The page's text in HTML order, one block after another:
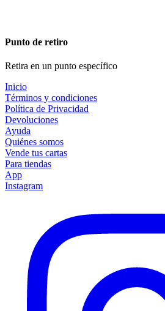
Punto de retiro
Retira en un punto específico
Inicio
Términos y condiciones
Política de Privacidad
Devoluciones
Ayuda
Quiénes somos
Vende tus cartas
Para tiendas
App
Instagram